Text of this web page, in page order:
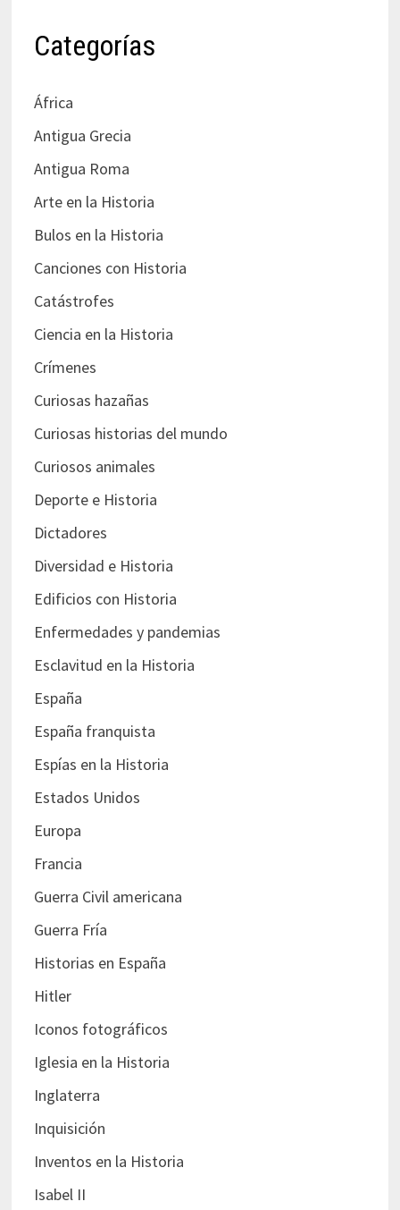
Categorías
África
Antigua Grecia
Antigua Roma
Arte en la Historia
Bulos en la Historia
Canciones con Historia
Catástrofes
Ciencia en la Historia
Crímenes
Curiosas hazañas
Curiosas historias del mundo
Curiosos animales
Deporte e Historia
Dictadores
Diversidad e Historia
Edificios con Historia
Enfermedades y pandemias
Esclavitud en la Historia
España
España franquista
Espías en la Historia
Estados Unidos
Europa
Francia
Guerra Civil americana
Guerra Fría
Historias en España
Hitler
Iconos fotográficos
Iglesia en la Historia
Inglaterra
Inquisición
Inventos en la Historia
Isabel II